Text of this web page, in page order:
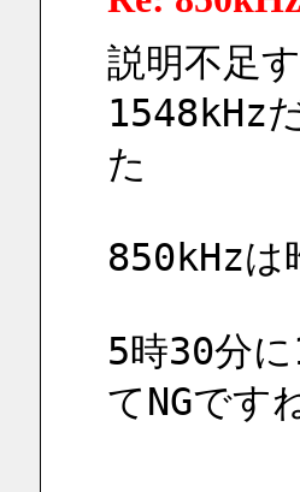
説明不足
1548kHz
た
850kHzは
5時30分
てNGです